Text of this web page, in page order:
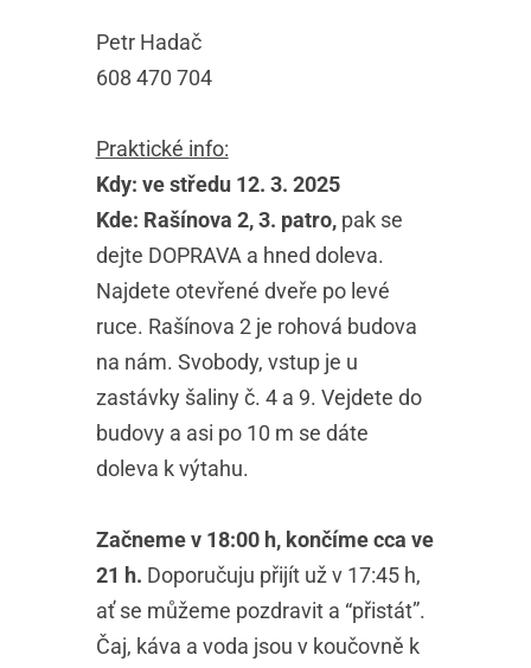
Petr Hadač
608 470 704
Praktické info:
Kdy: ve středu 12. 3. 2025
Kde: Rašínova 2, 3. patro,pak se
dejte DOPRAVA a hned doleva.
Najdete otevřené dveře po levé
ruce. Rašínova 2 je rohová budova
na nám. Svobody, vstup je u
zastávky šaliny č. 4 a 9. Vejdete do
budovy a asi po 10 m se dáte
doleva k výtahu.
Začneme v 18:00 h, končíme cca ve
21 h. Doporučuju přijít už v 17:45 h,
ať se můžeme pozdravit a “přistát”.
Čaj, káva a voda jsou v koučovně k